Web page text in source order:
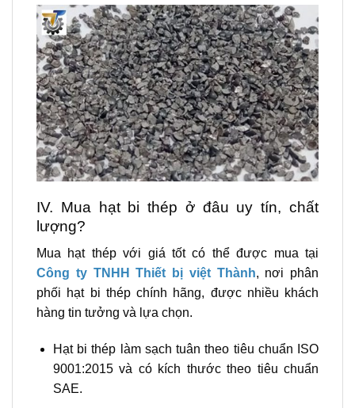
IV. Mua hạt bi thép ở đâu uy tín, chất
lượng?
Mua hạt thép với giá tốt có thể được mua tại
Công ty TNHH Thiết bị việt Thành, nơi phân
phối hạt bi thép chính hãng, được nhiều khách
hàng tin tưởng và lựa chọn.
Hạt bi thép làm sạch tuân theo tiêu chuẩn ISO
9001:2015 và có kích thước theo tiêu chuẩn
SAE.